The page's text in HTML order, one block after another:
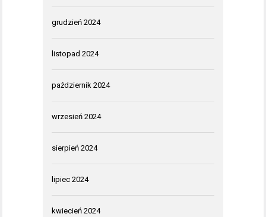
grudzień 2024
listopad 2024
październik 2024
wrzesień 2024
sierpień 2024
lipiec 2024
kwiecień 2024